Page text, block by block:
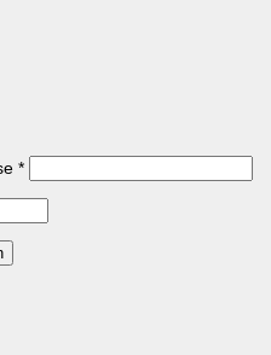
*Erforderlich